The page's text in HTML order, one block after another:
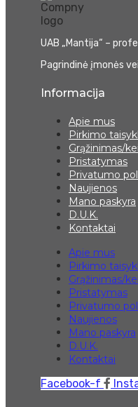
UAB „Mantija“ –
Pagrindinė įmonės
Informacija
Apie mus
Pirkimo
Grąžinimas/
Pristatymas
Privatumo
Naujienos
Mano paskyra
D.U.K.
Kontaktai
Apie mus
Pirkimo
Grąžinimas/
Pristatymas
Privatumo
Naujienos
Mano paskyra
D.U.K.
Kontaktai
Facebook-f